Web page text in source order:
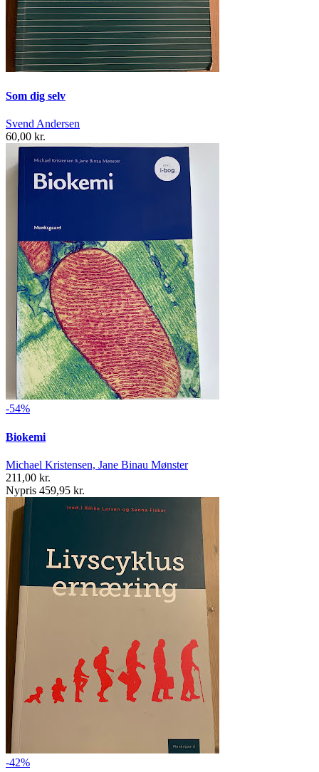
Som dig selv
Svend Andersen
60,00 kr.
-54%
Biokemi
Michael Kristensen, Jane Binau Mønster
211,00 kr.
Nypris 459,95 kr.
-42%